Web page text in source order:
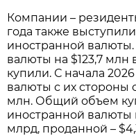
Компании –
года также
иностранной
валюты на $123,7 млн
купили. С начала
валюты с их стороны
млн. Общий объем
иностранной валюты
млрд, проданной –